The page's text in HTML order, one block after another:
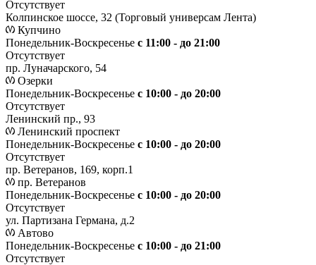
Отсутствует
Колпинское шоссе, 32 (Торговый универсам Лента)
Купчино
Понедельник-Воскресенье с 11:00 - до 21:00
Отсутствует
пр. Луначарского, 54
Озерки
Понедельник-Воскресенье с 10:00 - до 20:00
Отсутствует
Ленинский пр., 93
Ленинский проспект
Понедельник-Воскресенье с 10:00 - до 20:00
Отсутствует
пр. Ветеранов, 169, корп.1
пр. Ветеранов
Понедельник-Воскресенье с 10:00 - до 20:00
Отсутствует
ул. Партизана Германа, д.2
Автово
Понедельник-Воскресенье с 10:00 - до 21:00
Отсутствует